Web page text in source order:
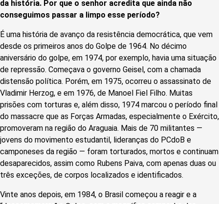
da história. Por que o senhor acredita que ainda não
conseguimos passar a limpo esse período?
É uma história de avanço da resistência democrática, que vem
desde os primeiros anos do Golpe de 1964. No décimo
aniversário do golpe, em 1974, por exemplo, havia uma situação
de repressão. Começava o governo Geisel, com a chamada
distensão política. Porém, em 1975, ocorreu o assassinato de
Vladimir Herzog, e em 1976, de Manoel Fiel Filho. Muitas
prisões com torturas e, além disso, 1974 marcou o período final
do massacre que as Forças Armadas, especialmente o Exército,
promoveram na região do Araguaia. Mais de 70 militantes —
jovens do movimento estudantil, lideranças do PCdoB e
camponeses da região — foram torturados, mortos e continuam
desaparecidos, assim como Rubens Paiva, com apenas duas ou
três exceções, de corpos localizados e identificados.
Vinte anos depois, em 1984, o Brasil começou a reagir e a